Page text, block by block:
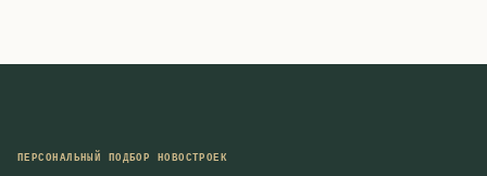
ПЕРСОНАЛЬНЫЙ ПОДБОР НОВОСТРОЕК